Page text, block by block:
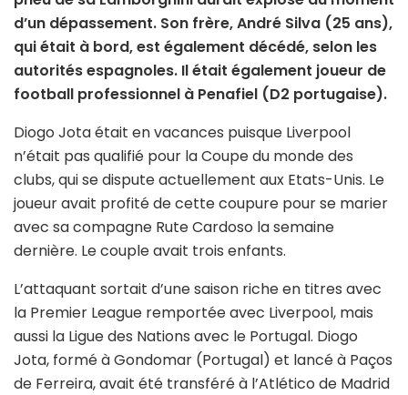
d’un dépassement. Son frère, André Silva (25 ans),
qui était à bord, est également décédé, selon les
autorités espagnoles. Il était également joueur de
football professionnel à Penafiel (D2 portugaise).
Diogo Jota était en vacances puisque Liverpool
n’était pas qualifié pour la Coupe du monde des
clubs, qui se dispute actuellement aux Etats-Unis. Le
joueur avait profité de cette coupure pour se marier
avec sa compagne Rute Cardoso la semaine
dernière. Le couple avait trois enfants.
L’attaquant sortait d’une saison riche en titres avec
la Premier League remportée avec Liverpool, mais
aussi la Ligue des Nations avec le Portugal. Diogo
Jota, formé à Gondomar (Portugal) et lancé à Paços
de Ferreira, avait été transféré à l’Atlético de Madrid